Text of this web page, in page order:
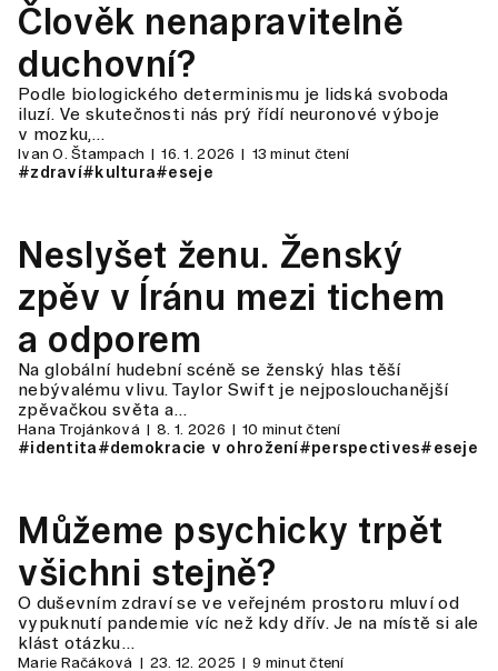
Člověk nenapravitelně
duchovní?
Podle biologického determinismu je lidská svoboda
iluzí. Ve skutečnosti nás prý řídí neuronové výboje
v mozku,…
Ivan O. Štampach 16. 1. 2026 13 minut čtení
#zdraví#kultura#eseje
Neslyšet ženu. Ženský
zpěv v Íránu mezi tichem
a odporem
Na globální hudební scéně se ženský hlas těší
nebývalému vlivu. Taylor Swift je nejposlouchanější
zpěvačkou světa a…
Hana Trojánková 8. 1. 2026 10 minut čtení
#identita#demokracie v ohrožení#perspectives#eseje
Můžeme psychicky trpět
všichni stejně?
O duševním zdraví se ve veřejném prostoru mluví od
vypuknutí pandemie víc než kdy dřív. Je na místě si ale
klást otázku…
Marie Račáková 23. 12. 2025 9 minut čtení